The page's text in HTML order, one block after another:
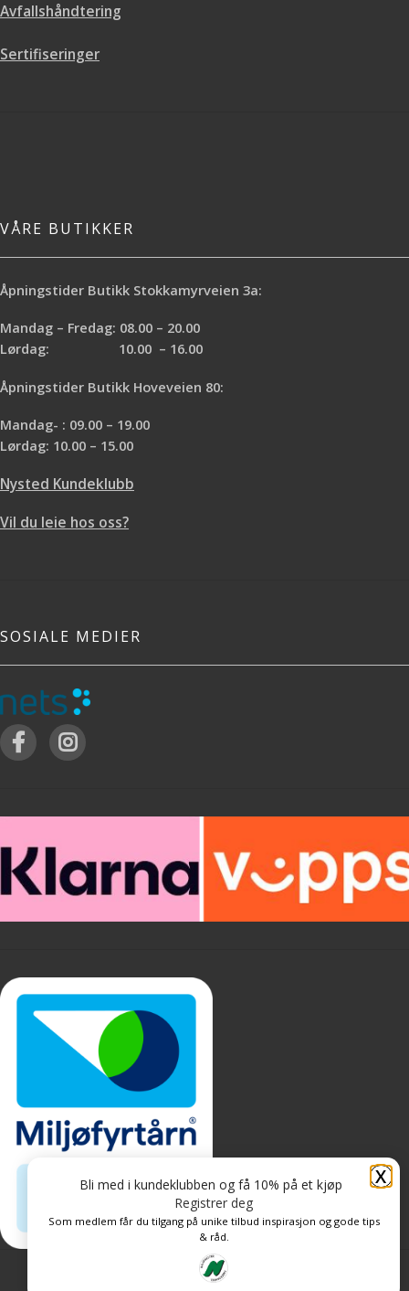
Avfallshåndtering
Sertifiseringer
VÅRE BUTIKKER
Åpningstider Butikk Stokkamyrveien 3a:
Mandag – Fredag: 08.00 – 20.00
Lørdag: 10.00 – 16.00
Åpningstider Butikk Hoveveien 80:
Mandag- : 09.00 – 19.00
Lørdag: 10.00 – 15.00
Nysted Kundeklubb
Vil du leie hos oss?
SOSIALE MEDIER
Personvern og informasjonskapsler
X
Bli med i kundeklubben og få 10% på et kjøp
Registrer deg
Som medlem får du tilgang på unike tilbud inspirasjon og gode tips
& råd.